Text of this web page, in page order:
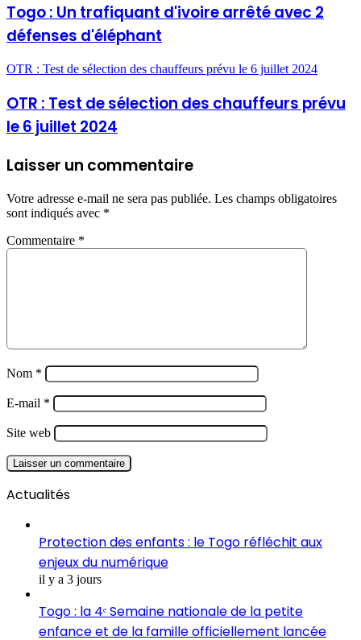
Togo : Un trafiquant d'ivoire arrêté avec 2
défenses d'éléphant
OTR : Test de sélection des chauffeurs prévu le 6 juillet 2024
OTR : Test de sélection des chauffeurs prévu
le 6 juillet 2024
Laisser un commentaire
Votre adresse e-mail ne sera pas publiée. Les champs obligatoires
sont indiqués avec *
Commentaire *
Nom *
E-mail *
Site web
Actualités
Protection des enfants : le Togo réfléchit aux
enjeux du numérique
il y a 3 jours
Togo : la 4ᵉ Semaine nationale de la petite
enfance et de la famille officiellement lancée